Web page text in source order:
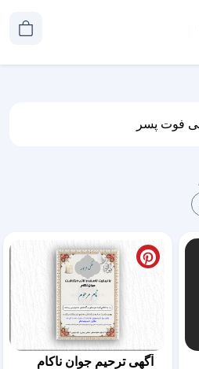
فوت پسر
آگهی ترحیم جوان ناکام